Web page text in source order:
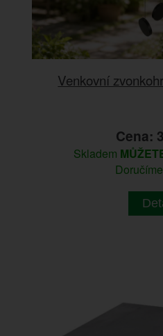
Venkovní
Cena:
Skladem